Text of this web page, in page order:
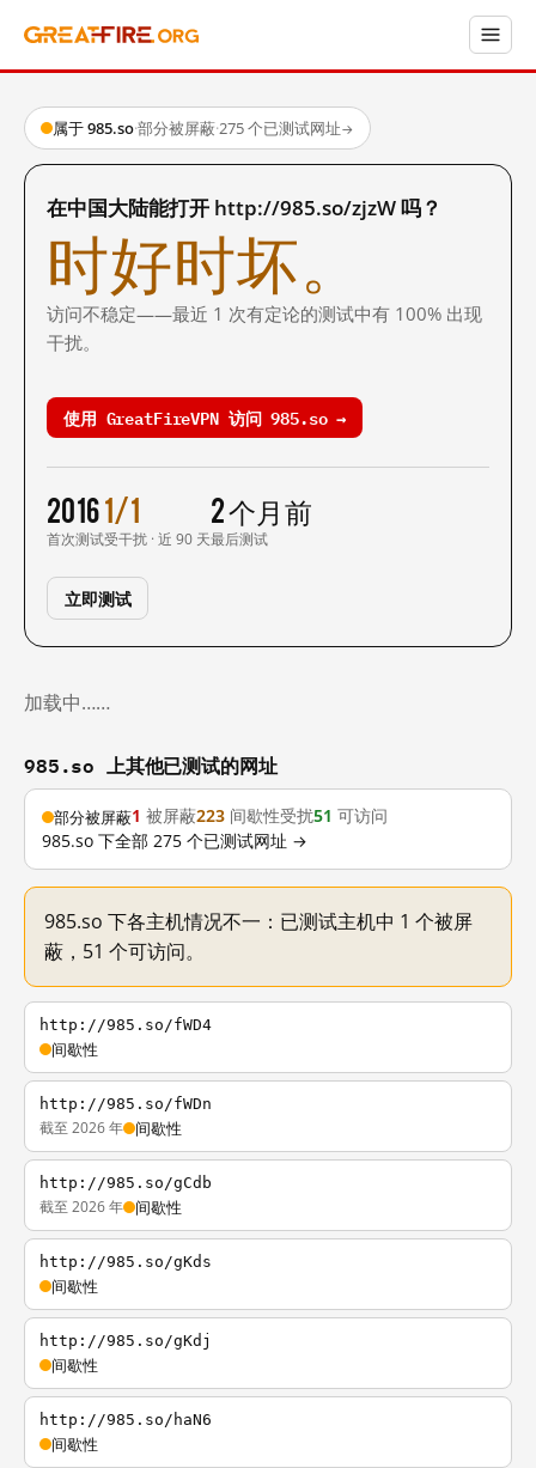
属于 985.so·部分被屏蔽·275 个已测试网址→
在中国大陆能打开 http://985.so/zjzW 吗？
时好时坏。
访问不稳定——最近 1 次有定论的测试中有 100% 出现
干扰。
使用 GreatFireVPN 访问 985.so →
2016
首次测试
1/1
受干扰 · 近 90 天
2 个月前
最后测试
立即测试
加载中……
985.so 上其他已测试的网址
部分被屏蔽1 被屏蔽223 间歇性受扰51 可访问
985.so 下全部 275 个已测试网址 →
985.so 下各主机情况不一：已测试主机中 1 个被屏
蔽，51 个可访问。
http://985.so/fWD4
间歇性
http://985.so/fWDn
截至 2026 年 间歇性
http://985.so/gCdb
截至 2026 年 间歇性
http://985.so/gKds
间歇性
http://985.so/gKdj
间歇性
http://985.so/haN6
间歇性